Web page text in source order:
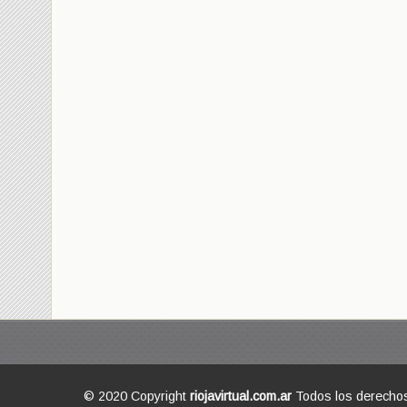
© 2020 Copyright riojavirtual.com.ar Todos los